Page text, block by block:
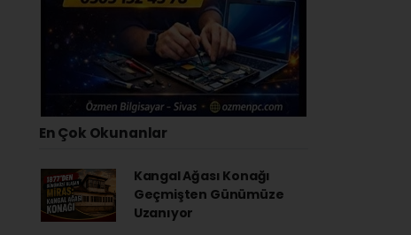
En Çok Okunanlar
Kangal Ağası Konağı
Geçmişten Günümüze
Uzanıyor